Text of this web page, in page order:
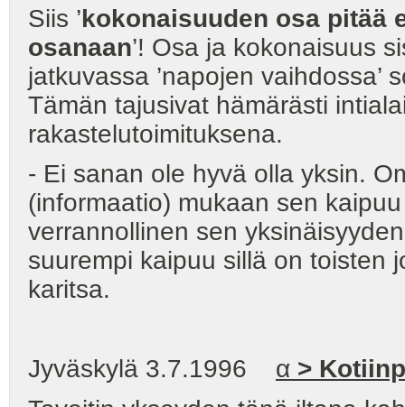
Siis ’kokonaisuuden osa pitää
osanaan’! Osa ja kokonaisuus
jatkuvassa ’napojen vaihdossa’
Tämän tajusivat hämärästi
rakastelutoimituksena.
- Ei sanan ole hyvä olla yksin.
(informaatio) mukaan sen
verrannollinen sen
suurempi kaipuu sillä on toisten
karitsa.
Jyväskylä 3.7.1996 α >